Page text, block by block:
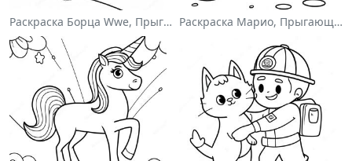
Раскраска Борца Wwe, Прыгающего На Соперника Раскраска Марио, Прыгающего Через Гумбасов